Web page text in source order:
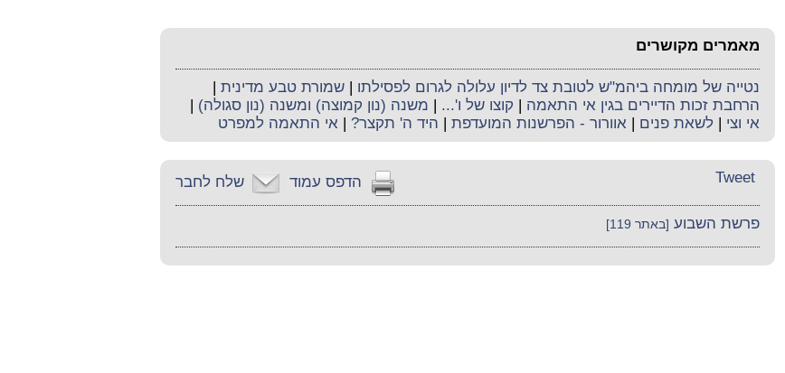
מאמרים מקושרים
נטייה של מומחה ביהמ"ש לטובת צד לדיון עלולה לגרום לפסילתו | שמורת טבע מדינית |
הרחבת זכות הדיירים בגין אי התאמה | קוצו של ו'... | משנה (נון קמוצה) ומשנה (נון סגולה) |
אי וצי | לשאת פנים | אוורור - הפרשנות המועדפת | היד ה' תקצר? | אי התאמה למפרט
שלח לחבר הדפס עמוד Tweet
פרשת השבוע [באתר 119]